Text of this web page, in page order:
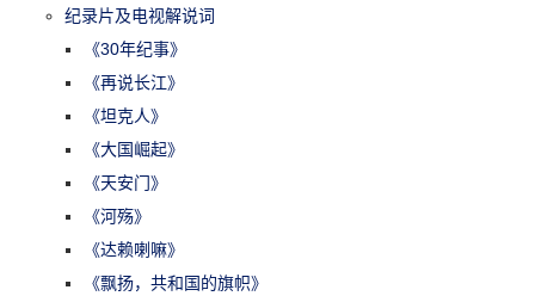
纪录片及电视解说词
《30年纪事》
《再说长江》
《坦克人》
《大国崛起》
《天安门》
《河殇》
《达赖喇嘛》
《飘扬，共和国的旗帜》